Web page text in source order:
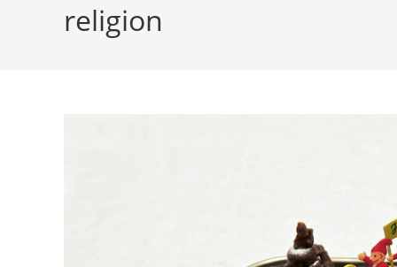
religion